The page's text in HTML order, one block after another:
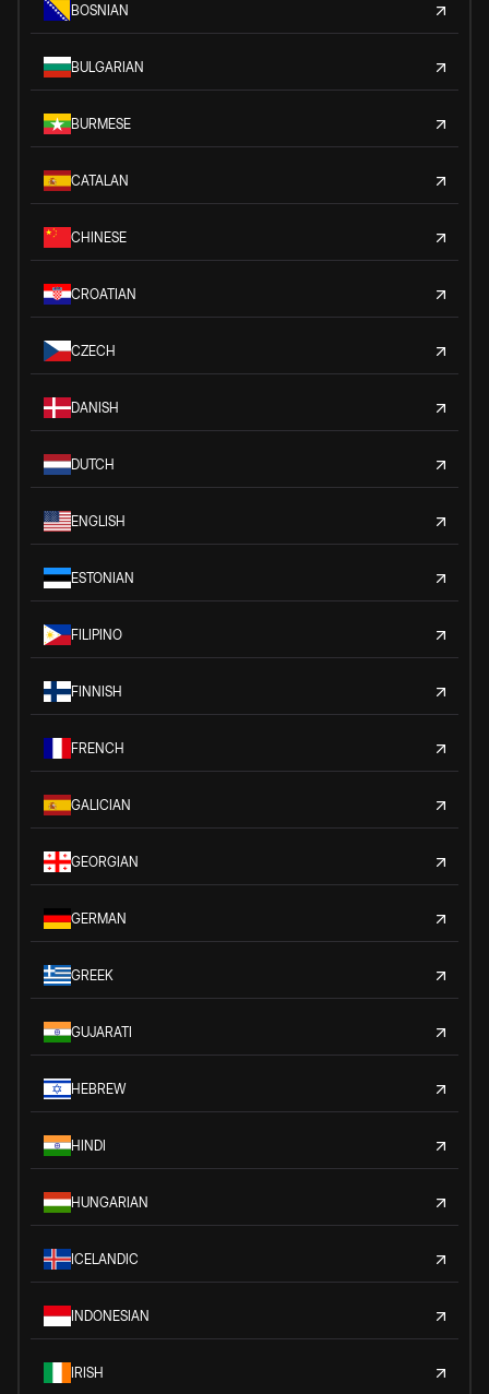
BOSNIAN
BULGARIAN
BURMESE
CATALAN
CHINESE
CROATIAN
CZECH
DANISH
DUTCH
ENGLISH
ESTONIAN
FILIPINO
FINNISH
FRENCH
GALICIAN
GEORGIAN
GERMAN
GREEK
GUJARATI
HEBREW
HINDI
HUNGARIAN
ICELANDIC
INDONESIAN
IRISH